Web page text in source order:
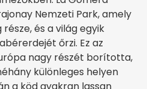
Nemzeti Park, amely
része, és a világ egyik
őrzi. Ez az
nagy részét borította,
különleges helyen
a köd gyakran lassan